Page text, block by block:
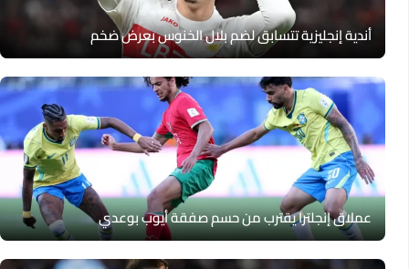
أندية إنجليزية تتسابق لضم بلال الخنوس بعرض ضخم
عملاق إنجلترا يقترب من حسم صفقة أيوب بوعدي